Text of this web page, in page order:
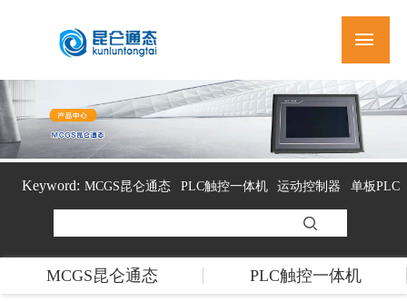
Keyword: MCGS昆仑通态 PLC触控一体机 运动控制器 单板PLC
组态软件
MCGS昆仑通态
PLC触控一体机